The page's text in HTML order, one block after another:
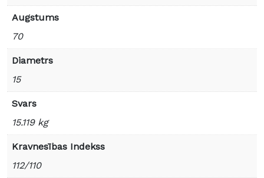
Augstums
70
Diametrs
15
Svars
15.119 kg
Kravnesības Indekss
112/110